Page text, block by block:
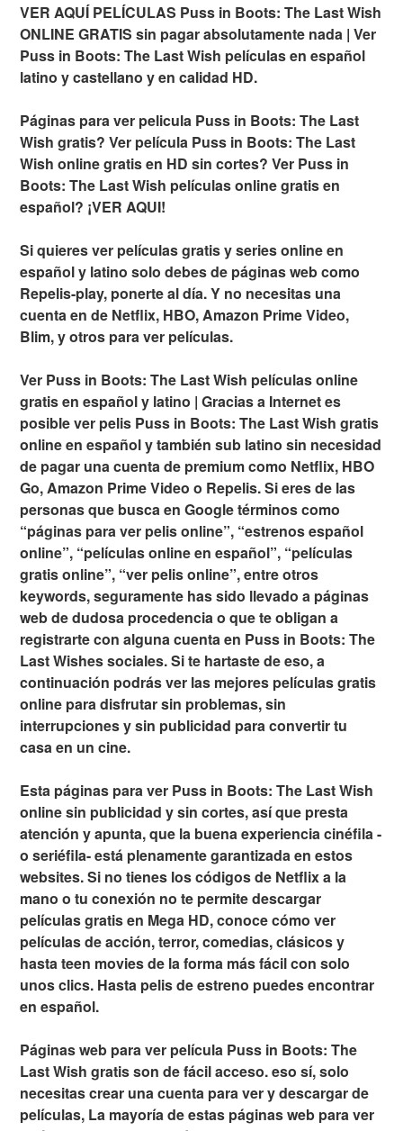
VER AQUÍ PELÍCULAS Puss in Boots: The Last Wish
ONLINE GRATIS sin pagar absolutamente nada | Ver
Puss in Boots: The Last Wish películas en español
latino y castellano y en calidad HD.
Páginas para ver pelicula Puss in Boots: The Last
Wish gratis? Ver película Puss in Boots: The Last
Wish online gratis en HD sin cortes? Ver Puss in
Boots: The Last Wish películas online gratis en
español? ¡VER AQUI!
Si quieres ver películas gratis y series online en
español y latino solo debes de páginas web como
Repelis-play, ponerte al día. Y no necesitas una
cuenta en de Netflix, HBO, Amazon Prime Video,
Blim, y otros para ver películas.
Ver Puss in Boots: The Last Wish películas online
gratis en español y latino | Gracias a Internet es
posible ver pelis Puss in Boots: The Last Wish gratis
online en español y también sub latino sin necesidad
de pagar una cuenta de premium como Netflix, HBO
Go, Amazon Prime Video o Repelis. Si eres de las
personas que busca en Google términos como
“páginas para ver pelis online”, “estrenos español
online”, “películas online en español”, “películas
gratis online”, “ver pelis online”, entre otros
keywords, seguramente has sido llevado a páginas
web de dudosa procedencia o que te obligan a
registrarte con alguna cuenta en Puss in Boots: The
Last Wishes sociales. Si te hartaste de eso, a
continuación podrás ver las mejores películas gratis
online para disfrutar sin problemas, sin
interrupciones y sin publicidad para convertir tu
casa en un cine.
Esta páginas para ver Puss in Boots: The Last Wish
online sin publicidad y sin cortes, así que presta
atención y apunta, que la buena experiencia cinéfila -
o seriéfila- está plenamente garantizada en estos
websites. Si no tienes los códigos de Netflix a la
mano o tu conexión no te permite descargar
películas gratis en Mega HD, conoce cómo ver
películas de acción, terror, comedias, clásicos y
hasta teen movies de la forma más fácil con solo
unos clics. Hasta pelis de estreno puedes encontrar
en español.
Páginas web para ver película Puss in Boots: The
Last Wish gratis son de fácil acceso. eso sí, solo
necesitas crear una cuenta para ver y descargar de
películas, La mayoría de estas páginas web para ver